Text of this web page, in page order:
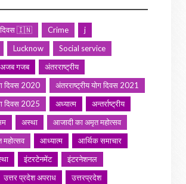
दिवस 🇮🇳 Crime
j
Lucknow
Social service
अजब गजब
अंतरराष्ट्रीय
दिवस 2020
अंतरराष्ट्रीय योग दिवस 2021
दिवस 2025
अध्यात्म
अन्तर्राष्ट्रीय
अस्था
आजादी का अमृत महोत्सव
आध्यात्म
आर्थिक समाचार
इंटरटेनमेंट
इंटरनेशनल
उत्तर प्रदेश अपराध
उत्तरप्रदेश